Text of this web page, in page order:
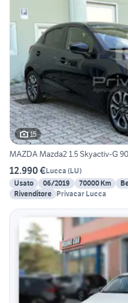
15
MAZDA Mazda2 1.5 Skyactiv-G
12.990 €Lucca (LU)
Usato
06/2019 70000 Km
Rivenditore Privacar Lucca